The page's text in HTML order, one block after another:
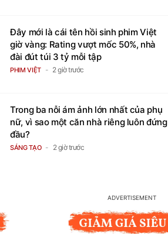
Đây mới là cái tên hồi sinh phim Việt
giờ vàng: Rating vượt mốc 50%, nhà
đài đút túi 3 tỷ mỗi tập
PHIM VIỆT 2 giờ trước
Trong ba nỗi ám ảnh lớn nhất của phụ
nữ, vì sao một căn nhà riêng luôn đứng
đầu?
SÁNG TẠO 2 giờ trước